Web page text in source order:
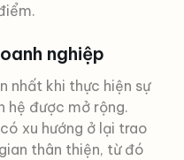
nghiệp
nhất khi thực hiện sự
hệ được mở rộng.
xu hướng ở lại trao
thân thiện, từ đó